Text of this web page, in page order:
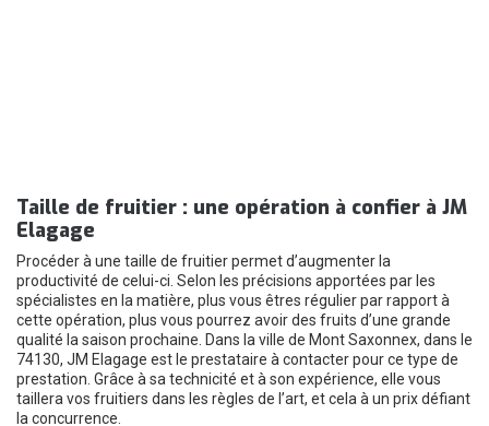
Taille de fruitier : une opération à confier à JM
Elagage
Procéder à une taille de fruitier permet d’augmenter la
productivité de celui-ci. Selon les précisions apportées par les
spécialistes en la matière, plus vous êtres régulier par rapport à
cette opération, plus vous pourrez avoir des fruits d’une grande
qualité la saison prochaine. Dans la ville de Mont Saxonnex, dans le
74130, JM Elagage est le prestataire à contacter pour ce type de
prestation. Grâce à sa technicité et à son expérience, elle vous
taillera vos fruitiers dans les règles de l’art, et cela à un prix défiant
la concurrence.